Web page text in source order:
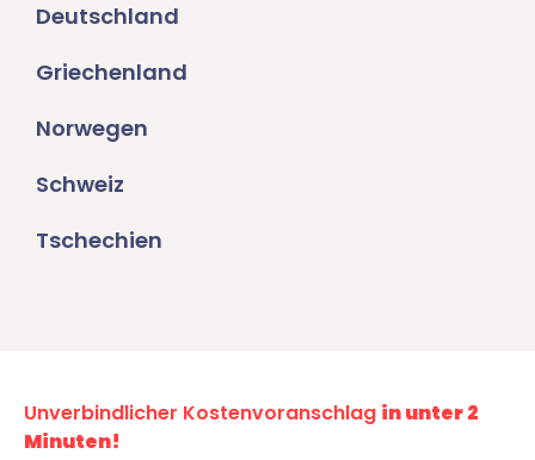
Deutschland
Griechenland
Norwegen
Schweiz
Tschechien
Unverbindlicher Kostenvoranschlag in unter 2
Minuten!